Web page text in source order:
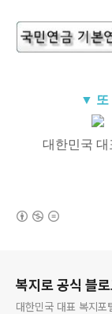
▼ 또
대한민국 대
복지로 공식 블
대한민국 대표 복지